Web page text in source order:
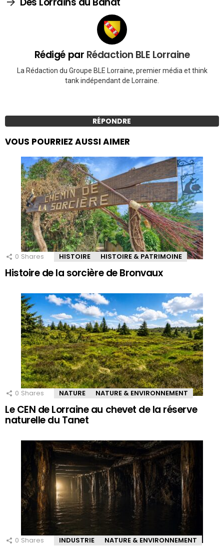
Rédigé par Rédaction BLE Lorraine
La Rédaction du Groupe BLE Lorraine, premier média et think
tank indépendant de Lorraine.
RÉPONDRE
VOUS POURRIEZ AUSSI AIMER
0 Shares HISTOIRE HISTOIRE & PATRIMOINE
Histoire de la sorcière de Bronvaux
0 Shares NATURE NATURE & ENVIRONNEMENT
Le CEN de Lorraine au chevet de la réserve
naturelle du Tanet
0 Shares INDUSTRIE NATURE & ENVIRONNEMENT